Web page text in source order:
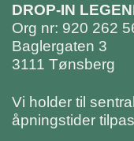
DROP-IN
Org nr: 920 262
Baglergaten 3
3111 Tønsberg
Vi holder til
åpningstider